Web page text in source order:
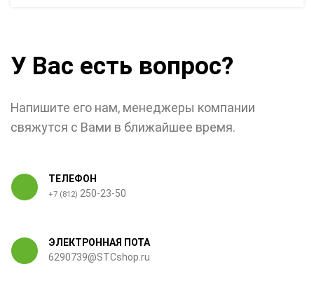
У Вас есть вопрос?
Напишите его нам, менеджеры компании
свяжутся с Вами в ближайшее время.
ТЕЛЕФОН
+7 (812) 250-23-50
ЭЛЕКТРОННАЯ ПОТА
6290739@STCshop.ru